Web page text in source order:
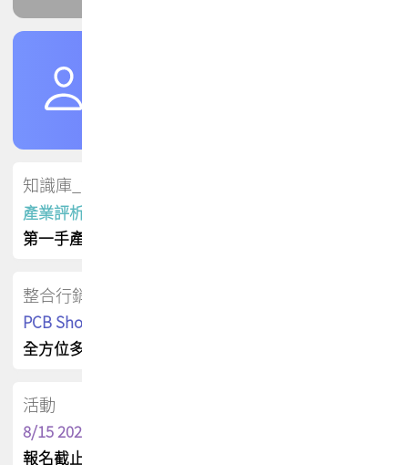
知識庫_會員專屬
產業評析報告
第一手產業資訊
整合行銷
PCB Shop 採購指南
全方位多元曝光方案
活動
8/15 2026 TPCA健康盃保齡球聯誼賽
報名截止日 : 8/3 活動日期 : 8/15